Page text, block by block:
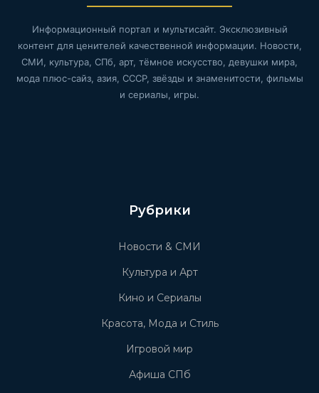
Информационный портал и мультисайт. Эксклюзивный
контент для ценителей качественной информации. Новости,
СМИ, культура, СПб, арт, тёмное искусство, девушки мира,
мода плюс-сайз, азия, СССР, звёзды и знаменитости, фильмы
и сериалы, игры.
Рубрики
Новости & СМИ
Культура и Арт
Кино и Сериалы
Красота, Мода и Стиль
Игровой мир
Афиша СПб